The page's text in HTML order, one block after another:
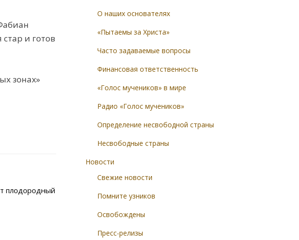
и готов
зонах»
плодородный
О наших основателях
«Пытаемы за Христа»
Часто задаваемые вопросы
Финансовая ответственность
«Голос мучеников» в мире
Радио «Голос мучеников»
Определение несвободной страны
Несвободные страны
Новости
Свежие новости
Помните узников
Освобождены
Пресс-релизы